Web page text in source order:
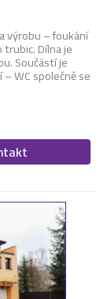
výrobu – foukání
Dílna je
Součástí je
WC společně se